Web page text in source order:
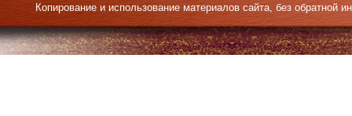
Копирование и использование материалов сайта, без обратной